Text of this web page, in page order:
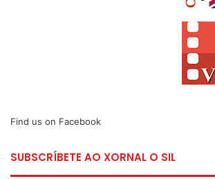
Find us on Facebook
SUBSCRÍBETE AO XORNAL O SIL